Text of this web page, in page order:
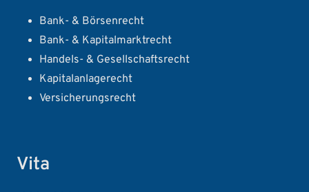
Bank- & Börsenrecht
Bank- & Kapitalmarktrecht
Handels- & Gesellschaftsrecht
Kapitalanlagerecht
Versicherungsrecht
Vita